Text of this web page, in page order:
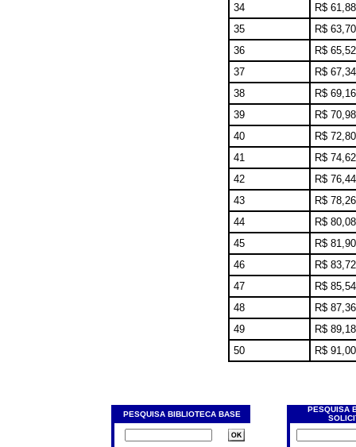
34
R$ 61,88
35
R$ 63,70
36
R$ 65,52
37
R$ 67,34
38
R$ 69,16
39
R$ 70,98
40
R$ 72,80
41
R$ 74,62
42
R$ 76,44
43
R$ 78,26
44
R$ 80,08
45
R$ 81,90
46
R$ 83,72
47
R$ 85,54
48
R$ 87,36
49
R$ 89,18
50
R$ 91,00
PESQUISA BIBLIOTECA BASE
PESQUISA